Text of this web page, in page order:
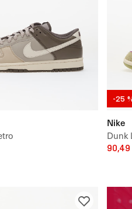
-25
Nike
Dunk